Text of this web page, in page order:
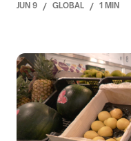
JUN 9 / GLOBAL / 1 MIN